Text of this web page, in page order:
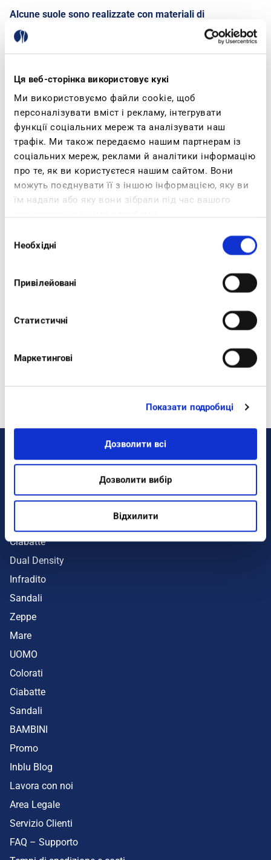
Ця веб-сторінка використовує кукі
Ми використовуємо файли cookie, щоб
персоналізувати вміст і рекламу, інтегрувати
функції соціальних мереж та аналізувати наш
трафік. Ми також передаємо нашим партнерам із
соціальних мереж, реклами й аналітики інформацію
про те, як ви користуєтеся нашим сайтом. Вони
можуть поєднувати її з іншою інформацією, яку ви
їм надали або яку вони зібрали під час вашого
згоди
Необхідні
Привілейовані
Статистичні
Маркетингові
Показати подробиці
Дозволити всі
Дозволити вибір
Відхилити
Alcune suole sono realizzate con materiali di
recupero
riciclo di bottiglie di plastica
alla
e alla durevolezza delle calzature
loro leggerezzae al tuoconfort
Cerca illogo ecofriendse scopri le caratteristiche di ogni
prodotto sul nostro sito.
I TAG PIÙ POPOLARI DEL BLOG
DONNA
Sneakers
Ciabatte
Dual Density
Infradito
Sandali
Zeppe
Mare
UOMO
Colorati
Ciabatte
Sandali
BAMBINI
Promo
Inblu Blog
Lavora con noi
Area Legale
Servizio Clienti
FAQ – Supporto